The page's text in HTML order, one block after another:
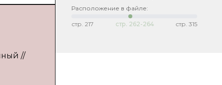
//
Расположение в файле:
стр. 217 стр. 262-264 стр. 315